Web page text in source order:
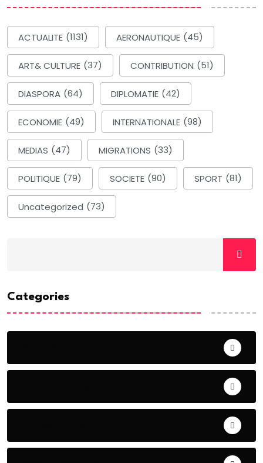
ACTUALITE (1131) AERONAUTIQUE (45)
ART& CULTURE (37) CONTRIBUTION (51)
DIASPORA (64) DIPLOMATIE (42)
ECONOMIE (49) INTERNATIONALE (98)
MEDIAS (47) MIGRATIONS (33)
POLITIQUE (79) SOCIETE (90) SPORT (81)
Uncategorized (73)
Categories